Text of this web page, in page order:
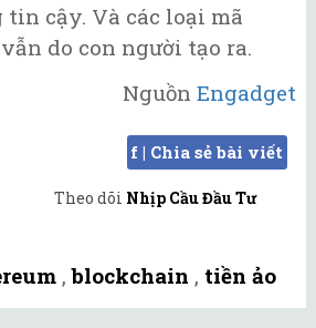
tin cậy. Và các loại mã
do con người tạo ra.
Nguồn Engadget
f | Chia sẻ bài viết
Theo dõi Nhịp Cầu Đầu Tư
,blockchain , tiền ảo